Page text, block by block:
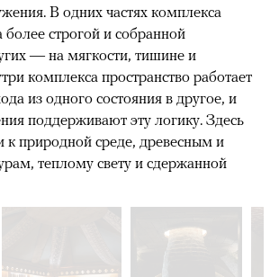
В одних частях комплекса
более строгой и собранной
— на мягкости, тишине и
комплекса пространство работает
из одного состояния в другое, и
поддерживают эту логику. Здесь
к природной среде, древесным и
теплому свету и сдержанной